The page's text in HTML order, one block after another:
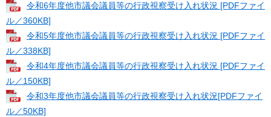
令和6年度他市議会議員等の行政視察受け入れ状況 [PDFファイ
ル／360KB]
令和5年度他市議会議員等の行政視察受け入れ状況 [PDFファイ
ル／338KB]
令和4年度他市議会議員等の行政視察受け入れ状況 [PDFファイ
ル／150KB]
令和3年度他市議会議員等の行政視察受け入れ状況[PDFファイ
ル／50KB]